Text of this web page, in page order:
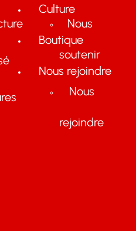
Nous
soutenir
Nous
rejoindre
Culture
Boutique
Nous rejoindre